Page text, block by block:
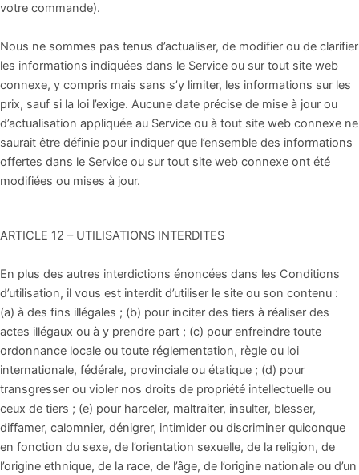
votre commande).
Nous ne sommes pas tenus d’actualiser, de modifier ou de clarifier
les informations indiquées dans le Service ou sur tout site web
connexe, y compris mais sans s’y limiter, les informations sur les
prix, sauf si la loi l’exige. Aucune date précise de mise à jour ou
d’actualisation appliquée au Service ou à tout site web connexe ne
saurait être définie pour indiquer que l’ensemble des informations
offertes dans le Service ou sur tout site web connexe ont été
modifiées ou mises à jour.
ARTICLE 12 – UTILISATIONS INTERDITES
En plus des autres interdictions énoncées dans les Conditions
d’utilisation, il vous est interdit d’utiliser le site ou son contenu :
(a) à des fins illégales ; (b) pour inciter des tiers à réaliser des
actes illégaux ou à y prendre part ; (c) pour enfreindre toute
ordonnance locale ou toute réglementation, règle ou loi
internationale, fédérale, provinciale ou étatique ; (d) pour
transgresser ou violer nos droits de propriété intellectuelle ou
ceux de tiers ; (e) pour harceler, maltraiter, insulter, blesser,
diffamer, calomnier, dénigrer, intimider ou discriminer quiconque
en fonction du sexe, de l’orientation sexuelle, de la religion, de
l’origine ethnique, de la race, de l’âge, de l’origine nationale ou d’un